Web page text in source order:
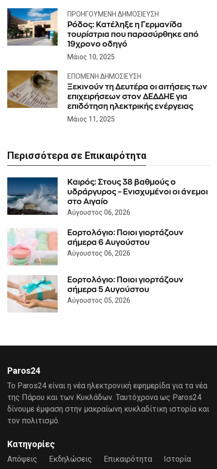
ΠΡΟΗΓΟΎΜΕΝΗ ΔΗΜΟΣΊΕΥΣΗ
Ρόδος: Κατέληξε η Γερμανίδα
τουρίστρια που παρασύρθηκε από
19χρονο οδηγό
Μάιος 10, 2025
ΕΠΌΜΕΝΗ ΔΗΜΟΣΊΕΥΣΗ
Ξεκινούν τη Δευτέρα οι αιτήσεις των
επιχειρήσεων στον ΔΕΔΔΗΕ για
επιδότηση ηλεκτρικής ενέργειας
Μάιος 11, 2025
Περισσότερα σε Επικαιρότητα
Καιρός: Στους 38 βαθμούς ο
υδράργυρος – Ενισχυμένοι οι άνεμοι
στο Αιγαίο
Αύγουστος 06, 2026
Εορτολόγιο: Ποιοι γιορτάζουν
σήμερα 6 Αυγούστου
Αύγουστος 06, 2026
Εορτολόγιο: Ποιοι γιορτάζουν
σήμερα 5 Αυγούστου
Αύγουστος 05, 2026
Paros24
Το Paros24 είναι η νέα ηλεκτρονική εφημερίδα για τα νέα
της Πάρου και των Κυκλάδων. Ταυτόχρονα ως Paros24
δίνουμε έμφαση στην μακραίωνη κυκλαδίτικη ιστορία και
τον πολιτισμό.
Κατηγορίες
Απόψεις Εκδηλώσεις Επικαιρότητα Ιστορία